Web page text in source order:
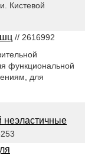
Кистевой
// 2616992
функциональной
для